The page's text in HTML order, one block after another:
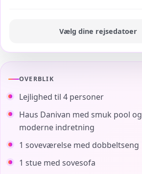
OVERBLIK
Lejlighed til 4 personer
Haus Danivan med smuk pool og
moderne indretning
1 soveværelse med dobbeltseng
1 stue med sovesofa
Vælg dine rejsedatoer